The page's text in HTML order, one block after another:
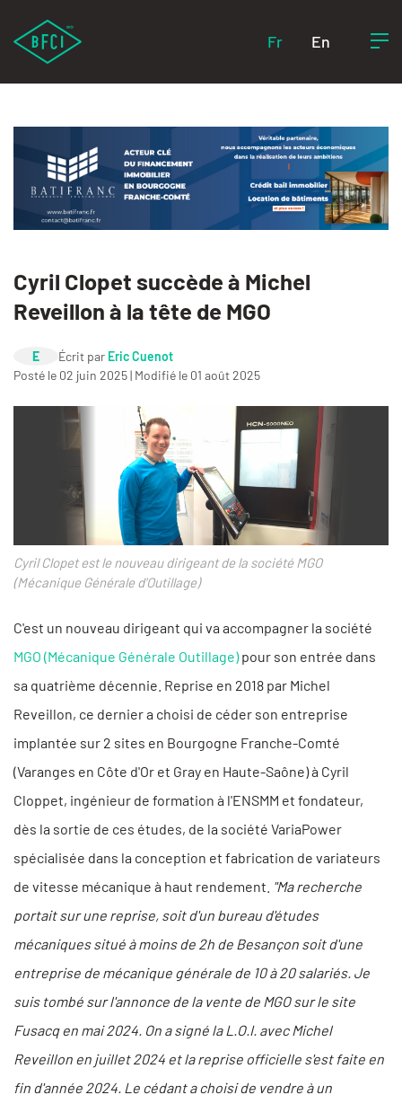
Fr En
Cyril Clopet succède à Michel
Reveillon à la tête de MGO
E Écrit par Eric Cuenot
Posté le 02 juin 2025 | Modifié le 01 août 2025
Cyril Clopet est le nouveau dirigeant de la société MGO
(Mécanique Générale d'Outillage)
C'est un nouveau dirigeant qui va accompagner la société
MGO (Mécanique Générale Outillage)pour son entrée dans
sa quatrième décennie. Reprise en 2018 par Michel
Reveillon, ce dernier a choisi de céder son entreprise
implantée sur 2 sites en Bourgogne Franche-Comté
(Varanges en Côte d'Or et Gray en Haute-Saône) à Cyril
Cloppet, ingénieur de formation à l'ENSMM et fondateur,
dès la sortie de ces études, de la société VariaPower
spécialisée dans la conception et fabrication de variateurs
de vitesse mécanique à haut rendement. "Ma recherche
portait sur une reprise, soit d'un bureau d'études
mécaniques situé à moins de 2h de Besançon soit d'une
entreprise de mécanique générale de 10 à 20 salariés. Je
suis tombé sur l'annonce de la vente de MGO sur le site
Fusacq en mai 2024. On a signé la L.O.I. avec Michel
Reveillon en juillet 2024 et la reprise officielle s'est faite en
fin d'année 2024. Le cédant a choisi de vendre à un